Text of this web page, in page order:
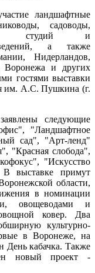
ландшафтные
садоводы,
студий и
а также
Нидерландов,
Воронежа и других
гостями выставки
им. А.С. Пушкина (г.
следующие
"Ландшафтное
сад", "Арт-ленд"
"Красная слобода",
"Искусство
В выставке примут
области,
в номинации
овощеводами и
ковер. Два
культурно-
в Воронеже, на
День кабачка. Также
новый проект -